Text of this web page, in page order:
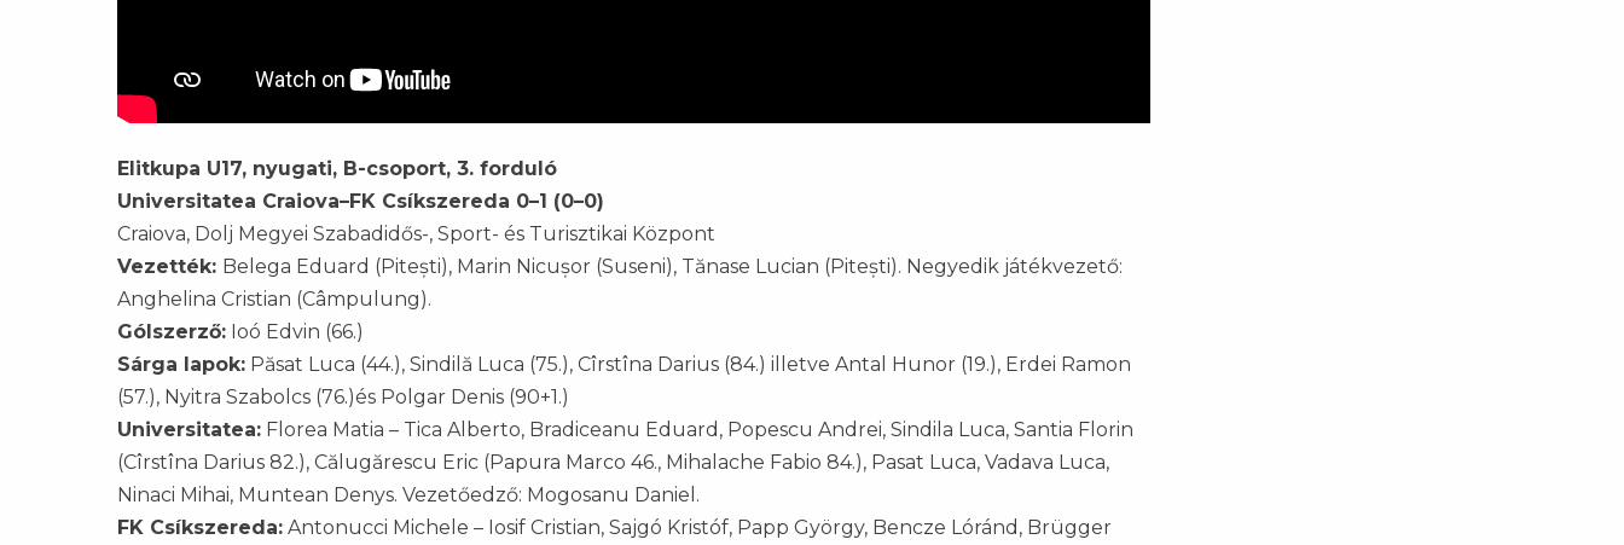
Elitkupa U17, nyugati, B-csoport, 3. forduló
Universitatea Craiova–FK Csíkszereda 0–1 (0–0)
Craiova, Dolj Megyei Szabadidős-, Sport- és Turisztikai Központ
Vezették: Belega Eduard (Pitești), Marin Nicușor (Suseni), Tănase Lucian (Pitești). Negyedik játékvezető:
Anghelina Cristian (Câmpulung).
Gólszerző: Ioó Edvin (66.)
Sárga lapok: Păsat Luca (44.), Sindilă Luca (75.), Cîrstîna Darius (84.) illetve Antal Hunor (19.), Erdei Ramon
(57.), Nyitra Szabolcs (76.)és Polgar Denis (90+1.)
Universitatea: Florea Matia – Tica Alberto, Bradiceanu Eduard, Popescu Andrei, Sindila Luca, Santia Florin
(Cîrstîna Darius 82.), Călugărescu Eric (Papura Marco 46., Mihalache Fabio 84.), Pasat Luca, Vadava Luca,
Ninaci Mihai, Muntean Denys. Vezetőedző: Mogosanu Daniel.
FK Csíkszereda: Antonucci Michele – Iosif Cristian, Sajgó Kristóf, Papp György, Bencze Lóránd, Brügger